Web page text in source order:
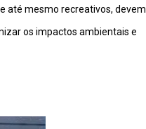
até mesmo recreativos, devem
os impactos ambientais e